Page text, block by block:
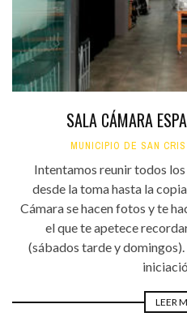
SALA CÁMARA
MUNICIPIO DE SAN
Intentamos reunir todos
desde la toma hasta la
Cámara se hacen fotos y te
el que te apetece
(sábados tarde y
LEER